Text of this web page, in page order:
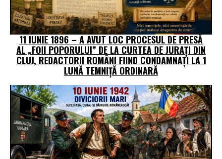
11 IUNIE 1896 – A AVUT LOC PROCESUL DE PRESĂ
AL „FOII POPORULUI” DE LA CURTEA DE JURAȚI DIN
CLUJ, REDACTORII ROMÂNI FIIND CONDAMNAȚI LA 1
LUNĂ TEMNIȚĂ ORDINARĂ